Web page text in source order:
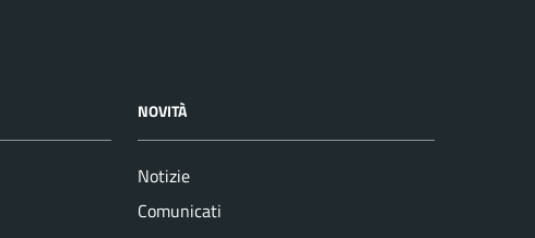
NOVITÀ
Notizie
Comunicati